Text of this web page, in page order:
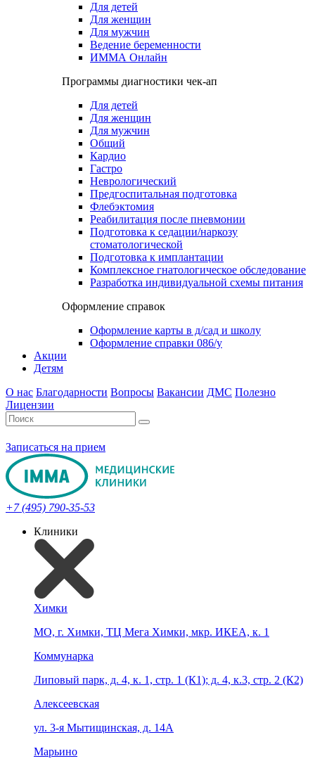
Для детей
Для женщин
Для мужчин
Ведение беременности
ИММА Онлайн
Программы диагностики чек-ап
Для детей
Для женщин
Для мужчин
Общий
Кардио
Гастро
Неврологический
Предгоспитальная подготовка
Флебэктомия
Реабилитация после пневмонии
Подготовка к седации/наркозу
стоматологической
Подготовка к имплантации
Комплексное гнатологическое обследование
Разработка индивидуальной схемы питания
Оформление справок
Оформление карты в д/сад и школу
Оформление справки 086/у
Акции
Детям
О нас Благодарности Вопросы Вакансии ДМС Полезно
Лицензии
Записаться на прием
+7 (495) 790-35-53
Клиники
Химки
МО, г. Химки, ТЦ Мега Химки, мкр. ИКЕА, к. 1
Коммунарка
Липовый парк, д. 4, к. 1, стр. 1 (К1); д. 4, к.3, стр. 2 (К2)
Алексеевская
ул. 3-я Мытищинская, д. 14А
Марьино